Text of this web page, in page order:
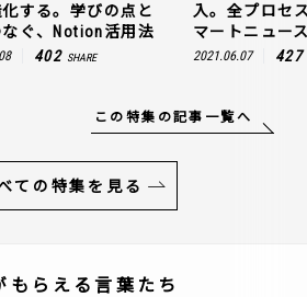
する。学びの点と
ぐ、Notion活用法
402 SHARE
入。全プロセ
マートニュー
2021.06.07 427
この特集の記事一覧へ
ての特集を見る
もらえる言葉たち